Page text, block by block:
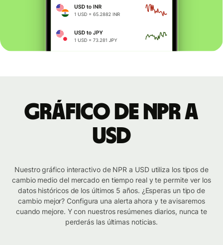
Gráfico de NPR a
USD
Nuestro gráfico interactivo de NPR a USD utiliza los tipos de
cambio medio del mercado en tiempo real y te permite ver los
datos históricos de los últimos 5 años. ¿Esperas un tipo de
cambio mejor? Configura una alerta ahora y te avisaremos
cuando mejore. Y con nuestros resúmenes diarios, nunca te
perderás las últimas noticias.